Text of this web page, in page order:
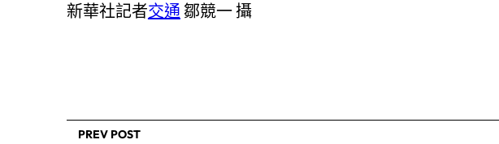
新華社記者交通 鄒競一 攝
PREV POST